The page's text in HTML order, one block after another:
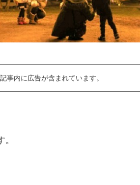
記事内に広告が含まれています。